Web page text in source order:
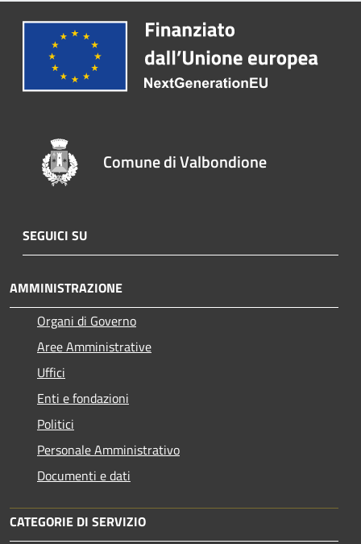
Comune di Valbondione
SEGUICI SU
AMMINISTRAZIONE
Organi di Governo
Aree Amministrative
Uffici
Enti e fondazioni
Politici
Personale Amministrativo
Documenti e dati
CATEGORIE DI SERVIZIO